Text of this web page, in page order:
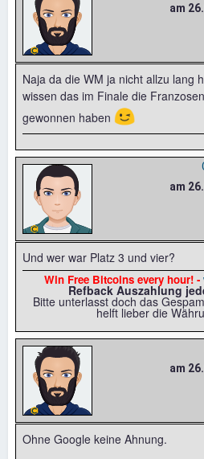
am
Naja da die WM ja nicht allzu lang
wissen das im Finale die
gewonnen haben 😉
am
Und wer war Platz 3 und vier?
Win Free Bitcoins every hour! -
Refback Auszahlung
Bitte unterlasst doch das
helft lieber die
am
Ohne Google keine Ahnung.